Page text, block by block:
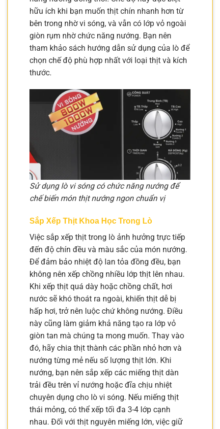
hữu ích khi bạn muốn thịt chín nhanh hơn từ
bên trong nhờ vi sóng, và vẫn có lớp vỏ ngoài
giòn rụm nhờ chức năng nướng. Bạn nên
tham khảo sách hướng dẫn sử dụng của lò để
chọn chế độ phù hợp nhất với loại thịt và kích
thước.
Sử dụng lò vi sóng có chức năng nướng để
chế biến món thịt nướng ngon chuẩn vị
Sắp Xếp Thịt Khoa Học Trong Lò
Việc sắp xếp thịt trong lò ảnh hưởng trực tiếp
đến độ chín đều và màu sắc của món nướng.
Để đảm bảo nhiệt độ lan tỏa đồng đều, bạn
không nên xếp chồng nhiều lớp thịt lên nhau.
Khi xếp thịt quá dày hoặc chồng chất, hơi
nước sẽ khó thoát ra ngoài, khiến thịt dễ bị
hấp hơi, trở nên luộc chứ không nướng. Điều
này cũng làm giảm khả năng tạo ra lớp vỏ
giòn tan mà chúng ta mong muốn. Thay vào
đó, hãy chia thịt thành các phần nhỏ hơn và
nướng từng mẻ nếu số lượng thịt lớn. Khi
nướng, bạn nên sắp xếp các miếng thịt dàn
trải đều trên vỉ nướng hoặc đĩa chịu nhiệt
chuyên dụng cho lò vi sóng. Nếu miếng thịt
thái mỏng, có thể xếp tối đa 3-4 lớp cạnh
nhau. Đối với thịt nguyên miếng lớn, việc giữ